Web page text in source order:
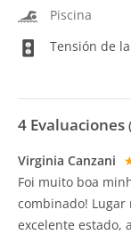
Piscina
Tensión de
4 Evaluaciones
Virginia Canzani
Foi muito boa
combinado!
excelente estado,